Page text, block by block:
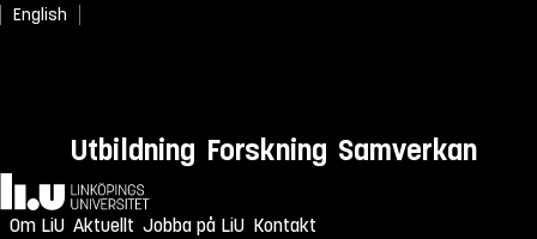
English
Utbildning Forskning Samverkan
Hem
Om LiU Aktuellt Jobba på LiU Kontakt